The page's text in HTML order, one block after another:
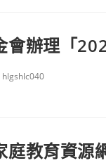
會辦理「
hlgshlc040
庭教育資源